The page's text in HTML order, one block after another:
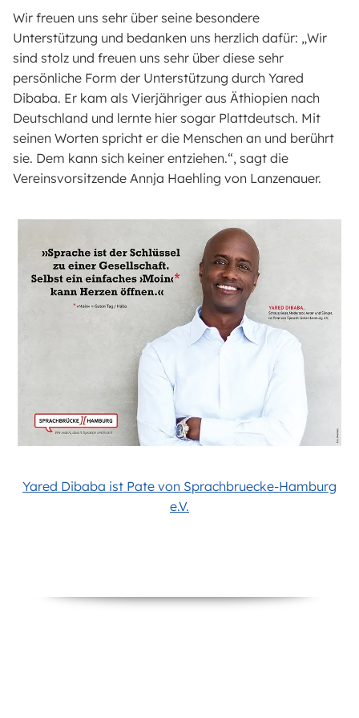
Wir freuen uns sehr über seine besondere
Unterstützung und bedanken uns herzlich dafür: „Wir
sind stolz und freuen uns sehr über diese sehr
persönliche Form der Unterstützung durch Yared
Dibaba. Er kam als Vierjähriger aus Äthiopien nach
Deutschland und lernte hier sogar Plattdeutsch. Mit
seinen Worten spricht er die Menschen an und berührt
sie. Dem kann sich keiner entziehen.“, sagt die
Vereinsvorsitzende Annja Haehling von Lanzenauer.
Yared Dibaba ist Pate von Sprachbruecke-Hamburg
e.V.